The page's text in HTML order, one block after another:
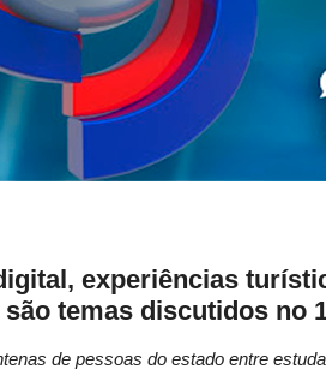
experiências
temas discutidos no
de pessoas do estado entre